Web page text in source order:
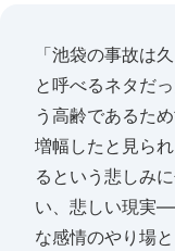
「池袋の事故は
と呼べるネタだ
う高齢であるた
増幅したと見ら
るという悲しみ
い、悲しい現実
な感情のやり場